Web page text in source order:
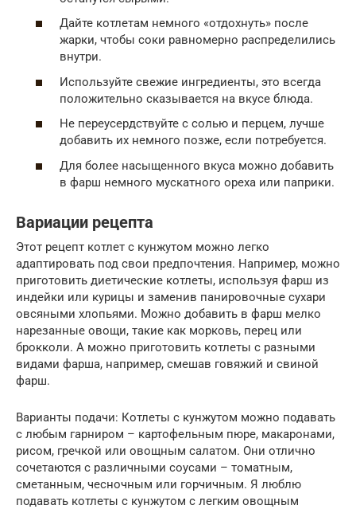
Дайте котлетам немного «отдохнуть» после
жарки, чтобы соки равномерно распределились
внутри.
Используйте свежие ингредиенты, это всегда
положительно сказывается на вкусе блюда.
Не переусердствуйте с солью и перцем, лучше
добавить их немного позже, если потребуется.
Для более насыщенного вкуса можно добавить
в фарш немного мускатного ореха или паприки.
Вариации рецепта
Этот рецепт котлет с кунжутом можно легко
адаптировать под свои предпочтения. Например, можно
приготовить диетические котлеты, используя фарш из
индейки или курицы и заменив панировочные сухари
овсяными хлопьями. Можно добавить в фарш мелко
нарезанные овощи, такие как морковь, перец или
брокколи. А можно приготовить котлеты с разными
видами фарша, например, смешав говяжий и свиной
фарш.
Варианты подачи: Котлеты с кунжутом можно подавать
с любым гарниром – картофельным пюре, макаронами,
рисом, гречкой или овощным салатом. Они отлично
сочетаются с различными соусами – томатным,
сметанным, чесночным или горчичным. Я люблю
подавать котлеты с кунжутом с легким овощным